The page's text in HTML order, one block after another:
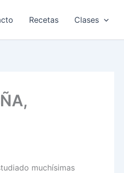
Recetas Clases
muchísimas